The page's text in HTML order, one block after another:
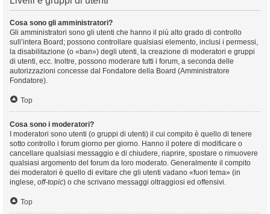
Cosa sono gli amministratori?
Gli amministratori sono gli utenti che hanno il più alto grado di controllo
sull’intera Board; possono controllare qualsiasi elemento, inclusi i permessi,
la disabilitazione (o «ban») degli utenti, la creazione di moderatori e gruppi
di utenti, ecc. Inoltre, possono moderare tutti i forum, a seconda delle
autorizzazioni concesse dal Fondatore della Board (Amministratore
Fondatore).
Top
Cosa sono i moderatori?
I moderatori sono utenti (o gruppi di utenti) il cui compito è quello di tenere
sotto controllo i forum giorno per giorno. Hanno il potere di modificare o
cancellare qualsiasi messaggio e di chiudere, riaprire, spostare o rimuovere
qualsiasi argomento del forum da loro moderato. Generalmente il compito
dei moderatori è quello di evitare che gli utenti vadano «fuori tema» (in
inglese, off-topic) o che scrivano messaggi oltraggiosi ed offensivi.
Top